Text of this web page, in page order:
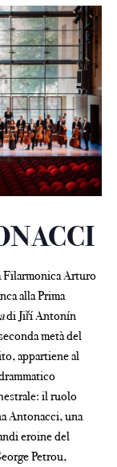
Filarmonica Arturo
alla Prima
di Jiří Antonín
metà del
appartiene al
il ruolo
Antonacci, una
eroine del
Petrou,